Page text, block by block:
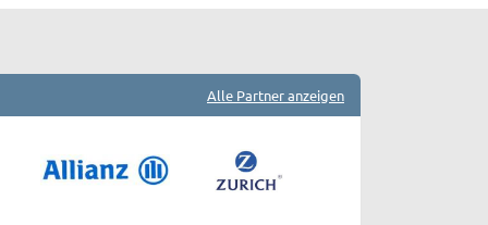
Alle Partner anzeigen